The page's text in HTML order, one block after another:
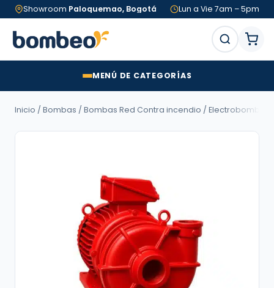
Showroom Paloquemao, Bogotá Lun a Vie 7am – 5pm
MENÚ DE CATEGORÍAS
Inicio / Bombas / Bombas Red Contra incendio / Electrobomba